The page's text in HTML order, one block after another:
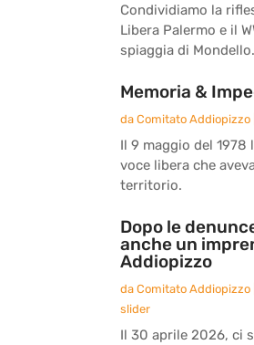
Condividiamo la
Libera Palermo e il
spiaggia di Mondello.
Memoria &
da Comitato Addiopizzo
Il 9 maggio del
voce libera che
territorio.
Dopo le
anche un
Addiopizzo
da Comitato Addiopizzo
slider
Il 30 aprile 2026, ci